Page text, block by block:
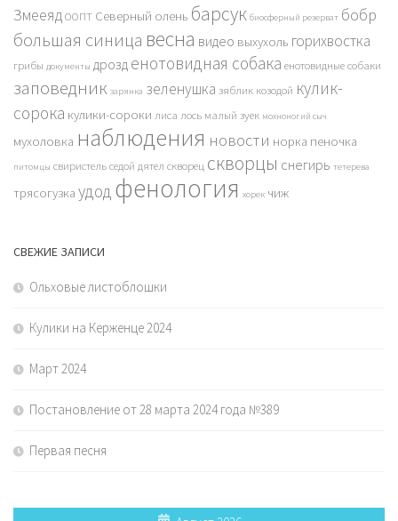
ЗмееядООПТ Северный олень барсук биосферный резерват бобр
большая синица весна видео выхухоль горихвостка
грибы документы дрозд енотовидная собака енотовидные собаки
заповедник зарянка зеленушка зяблик козодой кулик-
сорока кулики-сороки лиса лось малый зуек мохноногий сыч
мухоловка наблюдения новости норка пеночка
питомцы свиристельседой дятел скворец скворцы снегирь тетерева
трясогузка удод фенология хорек чиж
СВЕЖИЕ ЗАПИСИ
Ольховые листоблошки
Кулики на Керженце 2024
Март 2024
Постановление от 28 марта 2024 года №389
Первая песня